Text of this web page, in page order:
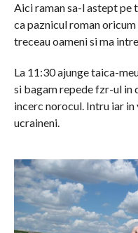
Aici raman sa-l astept pe
ca paznicul roman
treceau oameni si ma
La 11:30 ajunge taica-
si bagam repede fzr-ul in
incerc norocul. Intru iar in
ucraineni.